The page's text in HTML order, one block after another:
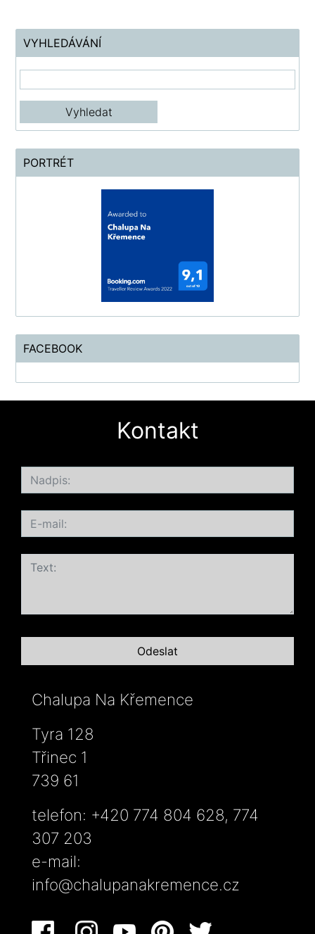
VYHLEDÁVÁNÍ
PORTRÉT
FACEBOOK
Kontakt
Chalupa Na Křemence
Tyra 128
Třinec 1
739 61
telefon: +420 774 804 628, 774
307 203
e-mail:
info@chalupanakremence.cz